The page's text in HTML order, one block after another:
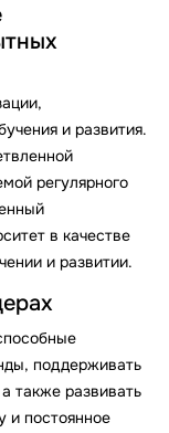
и развития.
регулярного
в качестве
и развитии.
поддерживать
также развивать
и постоянное